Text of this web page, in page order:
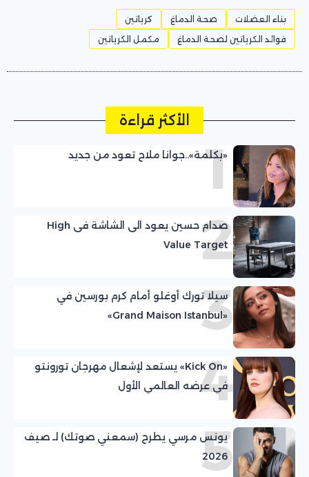
بناء العضلات صحة الدماغ
كرياتين
فوائد الكرياتين لصحة الدماغ
مكمل الكرياتين
الأكثر قراءة
1
«بكلمة»..جوانا ملاح تعود من جديد
2
صدام حسين يعود الى الشاشة فى High
Value Target
3
سيلا تورك أوغلو أمام كرم بورسين في
«Grand Maison Istanbul»
4
«Kick On» يستعد لإشعال مهرجان تورونتو
في عرضه العالمي الأول
5
يونس مرسي يطرح (سمعني صوتك) لـ صيف
2026